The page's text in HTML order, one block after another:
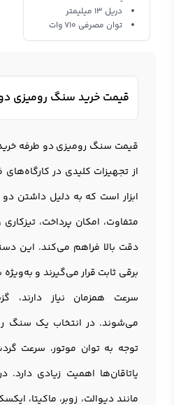
دریل 13 میلیمتر
توان مصرفی 710 وات
قیمت خرید سنگ رومیزی
قیمت سنگ رومیزی دو طرفه
از تجهیزات کلیدی در کارگاه‌های
ابزار است که به دلیل داشتن
متفاوت، امکان پرداخت،
دقت بالا فراهم می‌کند. این
برقی ثابت قرار می‌گیرند و
سرعت همزمان نیاز دارند،
می‌شوند. در انتخاب یک سنگ
توجه به توان موتور، سرعت
یاتاقان‌ها اهمیت زیادی دارد.
مانند دیوالت، زوبر، ماکیتا،